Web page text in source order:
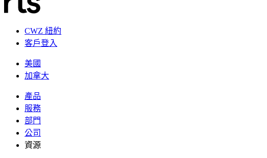
CWZ 紐約
客戶登入
美國
加拿大
產品
服務
部門
公司
資源